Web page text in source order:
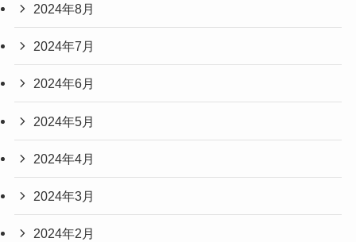
2024年8月
2024年7月
2024年6月
2024年5月
2024年4月
2024年3月
2024年2月